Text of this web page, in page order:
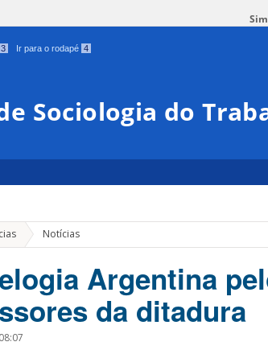
3 Ir para o rodapé 4
Sociologia do
Notícias
Argentina
da ditadura